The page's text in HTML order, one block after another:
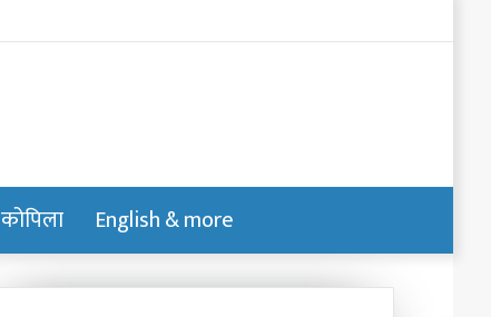
कोपिला English & more
for
skin